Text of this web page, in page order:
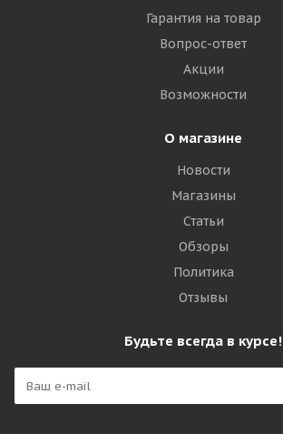
Гарантия на товар
Вопрос-ответ
Акции
Возможности
О магазине
Новости
Магазины
Статьи
Обзоры
Политика
Отзывы
Будьте всегда в курсе!